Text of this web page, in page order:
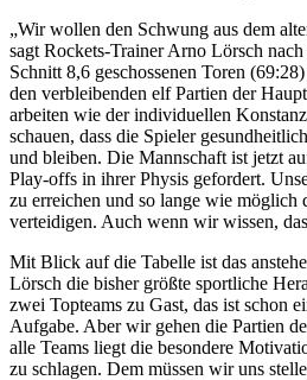
„Wir wollen den Schwung aus dem
sagt Rockets-Trainer Arno Lörsch
Schnitt 8,6 geschossenen Toren
den verbleibenden elf Partien der
arbeiten wie der individuellen
schauen, dass die Spieler
und bleiben. Die Mannschaft ist jetzt
Play-offs in ihrer Physis gefordert.
zu erreichen und so lange wie möglich
verteidigen. Auch wenn wir wissen,
Mit Blick auf die Tabelle ist das
Lörsch die bisher größte sportliche
zwei Topteams zu Gast, das ist schon
Aufgabe. Aber wir gehen die Partien
alle Teams liegt die besondere
zu schlagen. Dem müssen wir uns